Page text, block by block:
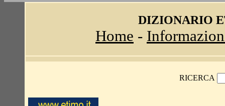
DIZIONARIO
Home -
RICERCA